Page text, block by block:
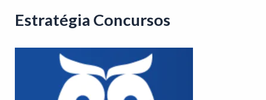
Estratégia Concursos